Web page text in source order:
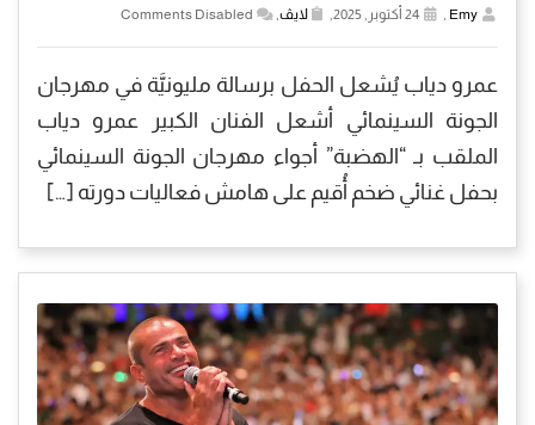
Emy لايڤ Comments Disabled
عمرو دياب يُشعل الحفل برسالة مليونيَّة في مهرجان
الجونة السينمائي أشعل الفنان الكبير عمرو دياب
الملقب بـ “الهضبة” أجواء مهرجان الجونة السينمائي
بحفل غنائي ضخم أُقيم على هامش فعاليات دورته […]